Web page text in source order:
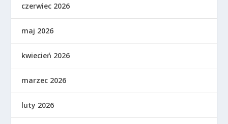
czerwiec 2026
maj 2026
kwiecień 2026
marzec 2026
luty 2026